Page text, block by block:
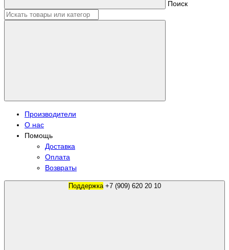
Поиск
Производители
О нас
Помощь
Доставка
Оплата
Возвраты
Поддержка +7 (909) 620 20 10